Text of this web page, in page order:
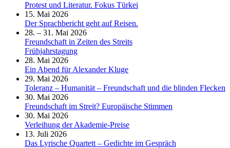
Protest und Literatur. Fokus Türkei
15. Mai 2026
Der Sprachbericht geht auf Reisen.
28. – 31. Mai 2026
Freundschaft in Zeiten des Streits
Frühjahrstagung
28. Mai 2026
Ein Abend für Alexander Kluge
29. Mai 2026
Toleranz – Humanität – Freundschaft und die blinden Flecken
30. Mai 2026
Freundschaft im Streit? Europäische Stimmen
30. Mai 2026
Verleihung der Akademie-Preise
13. Juli 2026
Das Lyrische Quartett – Gedichte im Gespräch